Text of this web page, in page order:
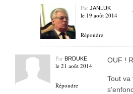
Par JANLUK
le 19 août 2014
Répondre
Par BRDUKE
le 21 août 2014
Répondre
OUF !
Tout